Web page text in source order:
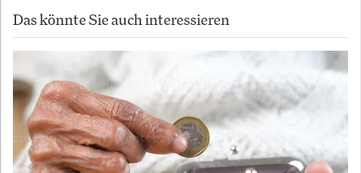
Das könnte Sie auch interessieren